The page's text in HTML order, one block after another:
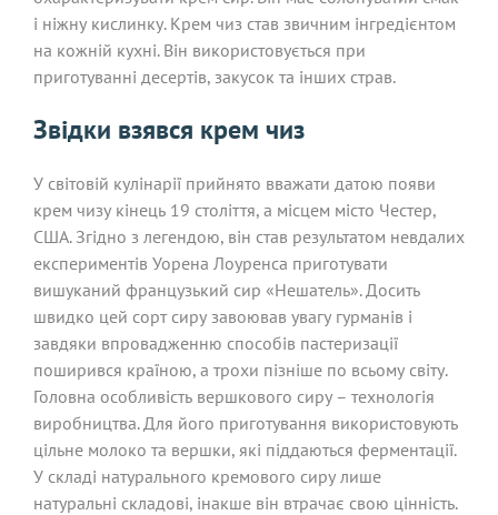
і ніжну кислинку. Крем чиз став звичним інгредієнтом
на кожній кухні. Він використовується при
приготуванні десертів, закусок та інших страв.
Звідки взявся крем чиз
У світовій кулінарії прийнято вважати датою появи
крем чизу кінець 19 століття, а місцем місто Честер,
США. Згідно з легендою, він став результатом невдалих
експериментів Уорена Лоуренса приготувати
вишуканий французький сир «Нешатель». Досить
швидко цей сорт сиру завоював увагу гурманів і
завдяки впровадженню способів пастеризації
поширився країною, а трохи пізніше по всьому світу.
Головна особливість вершкового сиру – технологія
виробництва. Для його приготування використовують
цільне молоко та вершки, які піддаються ферментації.
У складі натурального кремового сиру лише
натуральні складові, інакше він втрачає свою цінність.